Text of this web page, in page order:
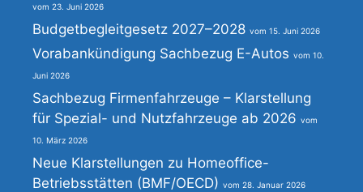
23. Juni 2026
Budgetbegleitgesetz 2027–2028 15. Juni 2026
Vorabankündigung Sachbezug E-Autos 10.
Juni 2026
Sachbezug Firmenfahrzeuge – Klarstellung
für Spezial- und Nutzfahrzeuge ab 2026
10. März 2026
Neue Klarstellungen zu Homeoffice-
Betriebsstätten (BMF/OECD)
28. Januar 2026